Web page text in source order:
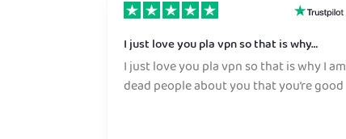
I just love you pla vpn so that is why…
I just love you pla vpn so that is why I am
dead people about you that you’re good